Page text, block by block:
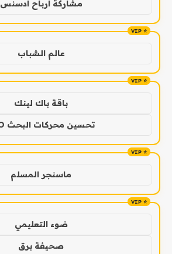
مشاركة ارباح ادسنس
عالم الشباب
باقة باك لينك
تحسين محركات البحث SEO
ماسنجر المسلم
ضوء التعليمي
صحيفة برق